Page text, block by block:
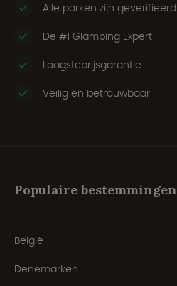
Alle parken zijn geverifieerd
De #1 Glamping Expert
Laagsteprijsgarantie
Veilig en betrouwbaar
Populaire bestemmingen
België
Denemarken